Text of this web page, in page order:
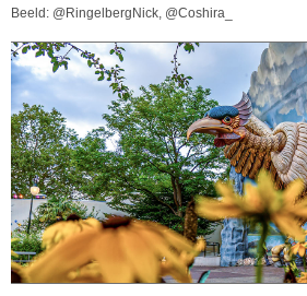
Beeld: @RingelbergNick, @Coshira_